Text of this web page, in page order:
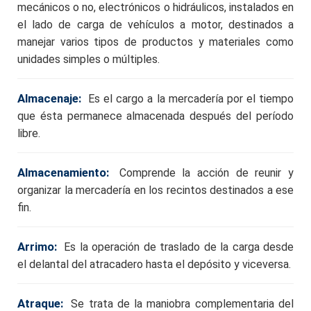
mecánicos o no, electrónicos o hidráulicos, instalados en
el lado de carga de vehículos a motor, destinados a
manejar varios tipos de productos y materiales como
unidades simples o múltiples.
Almacenaje: Es el cargo a la mercadería por el tiempo
que ésta permanece almacenada después del período
libre.
Almacenamiento:
Comprende la acción de reunir y
organizar la mercadería en los recintos destinados a ese
fin.
Arrimo: Es la operación de traslado de la carga desde
el delantal del atracadero hasta el depósito y viceversa.
Atraque: Se trata de la maniobra complementaria del